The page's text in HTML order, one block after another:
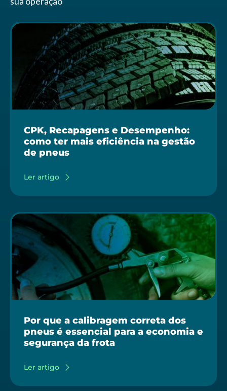
CPK, Recapagens e Desempenho:
como ter mais eficiência na gestão
de pneus
Ler artigo
Por que a calibragem correta dos
pneus é essencial para a economia e
segurança da frota
Ler artigo